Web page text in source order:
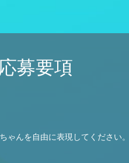
応募要項
んを自由に表現してください。